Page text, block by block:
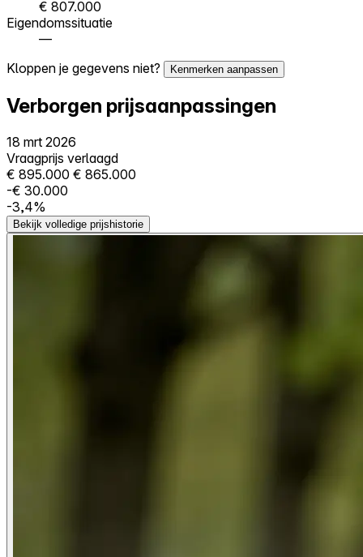
€ 807.000
Eigendomssituatie
—
Kloppen je gegevens niet?
Kenmerken aanpassen
Verborgen prijsaanpassingen
18 mrt 2026
Vraagprijs verlaagd
€ 895.000 € 865.000
-€ 30.000
-3,4%
Bekijk volledige prijshistorie